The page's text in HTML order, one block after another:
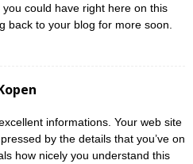
could have right here on this
back to your blog for more soon.
informations. Your web site
by the details that you’ve on
how nicely you understand this